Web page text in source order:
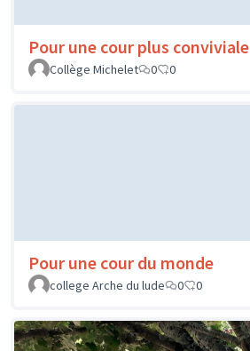
Pour une cour plus conviviale
Collège Michelet
0 0
Pour une cour du monde
college Arche du lude
0 0